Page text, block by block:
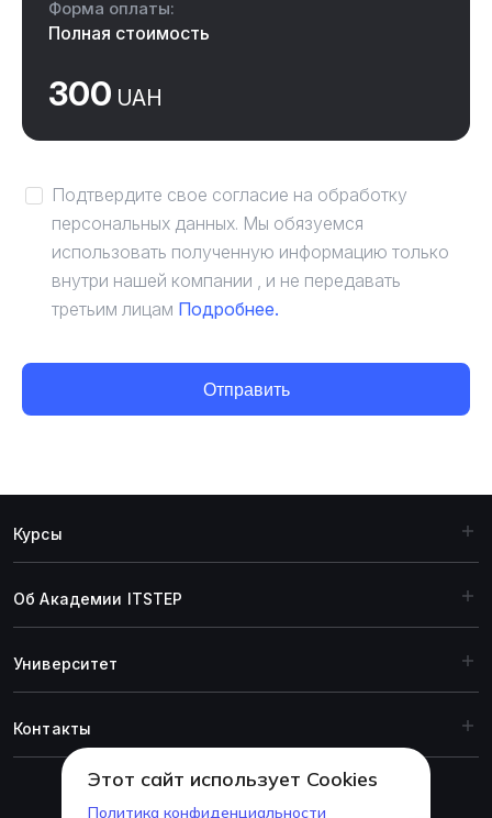
Форма оплаты:
Полная стоимость
300 UAH
Подтвердите свое согласие на обработку
персональных данных. Мы обязуемся
использовать полученную информацию только
внутри нашей компании , и не передавать
третьим лицам Подробнее.
Отправить
Курсы
Об Академии ITSTEP
Университет
Контакты
Этот сайт использует Cookies
Политика конфиденциальности